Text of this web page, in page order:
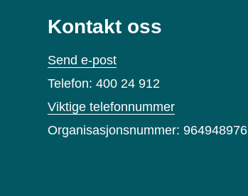
Kontakt oss
Send e-post
Telefon: 400 24 912
Viktige telefonnummer
Organisasjonsnummer: 964948976